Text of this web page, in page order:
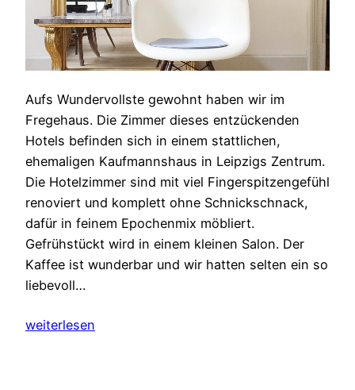
Aufs Wundervollste gewohnt haben wir im
Fregehaus. Die Zimmer dieses entzückenden
Hotels befinden sich in einem stattlichen,
ehemaligen Kaufmannshaus in Leipzigs Zentrum.
Die Hotelzimmer sind mit viel Fingerspitzengefühl
renoviert und komplett ohne Schnickschnack,
dafür in feinem Epochenmix möbliert.
Gefrühstückt wird in einem kleinen Salon. Der
Kaffee ist wunderbar und wir hatten selten ein so
liebevoll…
weiterlesen